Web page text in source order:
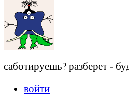
саботируешь? разберет -
войти